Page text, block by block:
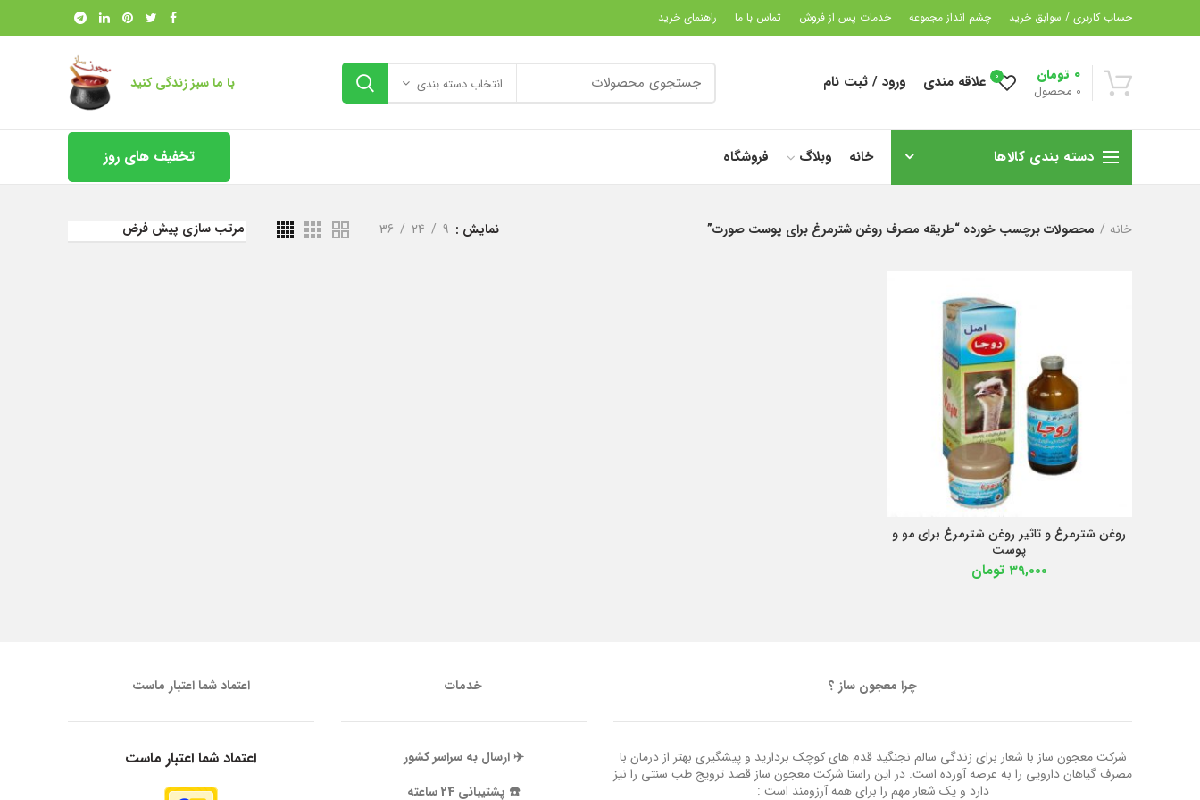
حساب کاربری / سوابق خرید چشم انداز مجموعه خدمات پس از فروش تماس با ما راهنمای خرید
0 محصول
0 تومان 0 علاقه مندی ورود / ثبت نام انتخاب دسته بندی با ما سبز زندگی کنید
دسته بندی کالاها خانه وبلاگ فروشگاه تخفیف های روز
خانه محصولات برچسب خورده “طریقه مصرف روغن شترمرغ برای پوست صورت” نمایش 9
24
36
افزودن به سبد خرید
روغن شترمرغ و تاثیر روغن شترمرغ برای مو و
پوست
39,000 تومان
چرا معجون ساز ؟
شرکت معجون ساز با شعار برای زندگی سالم نجنگید قدم های کوچک بردارید و پیشگیری بهتر از درمان با
مصرف گیاهان دارویی را به عرصه آورده است. در این راستا شرکت معجون ساز قصد ترویج طب سنتی را نیز
دارد و یک شعار مهم را برای همه آرزومند است :
خدمات
✈️ ارسال به سراسر کشور
☎️ پشتیبانی 24 ساعته
اعتماد شما اعتبار ماست
اعتماد شما اعتبار ماست